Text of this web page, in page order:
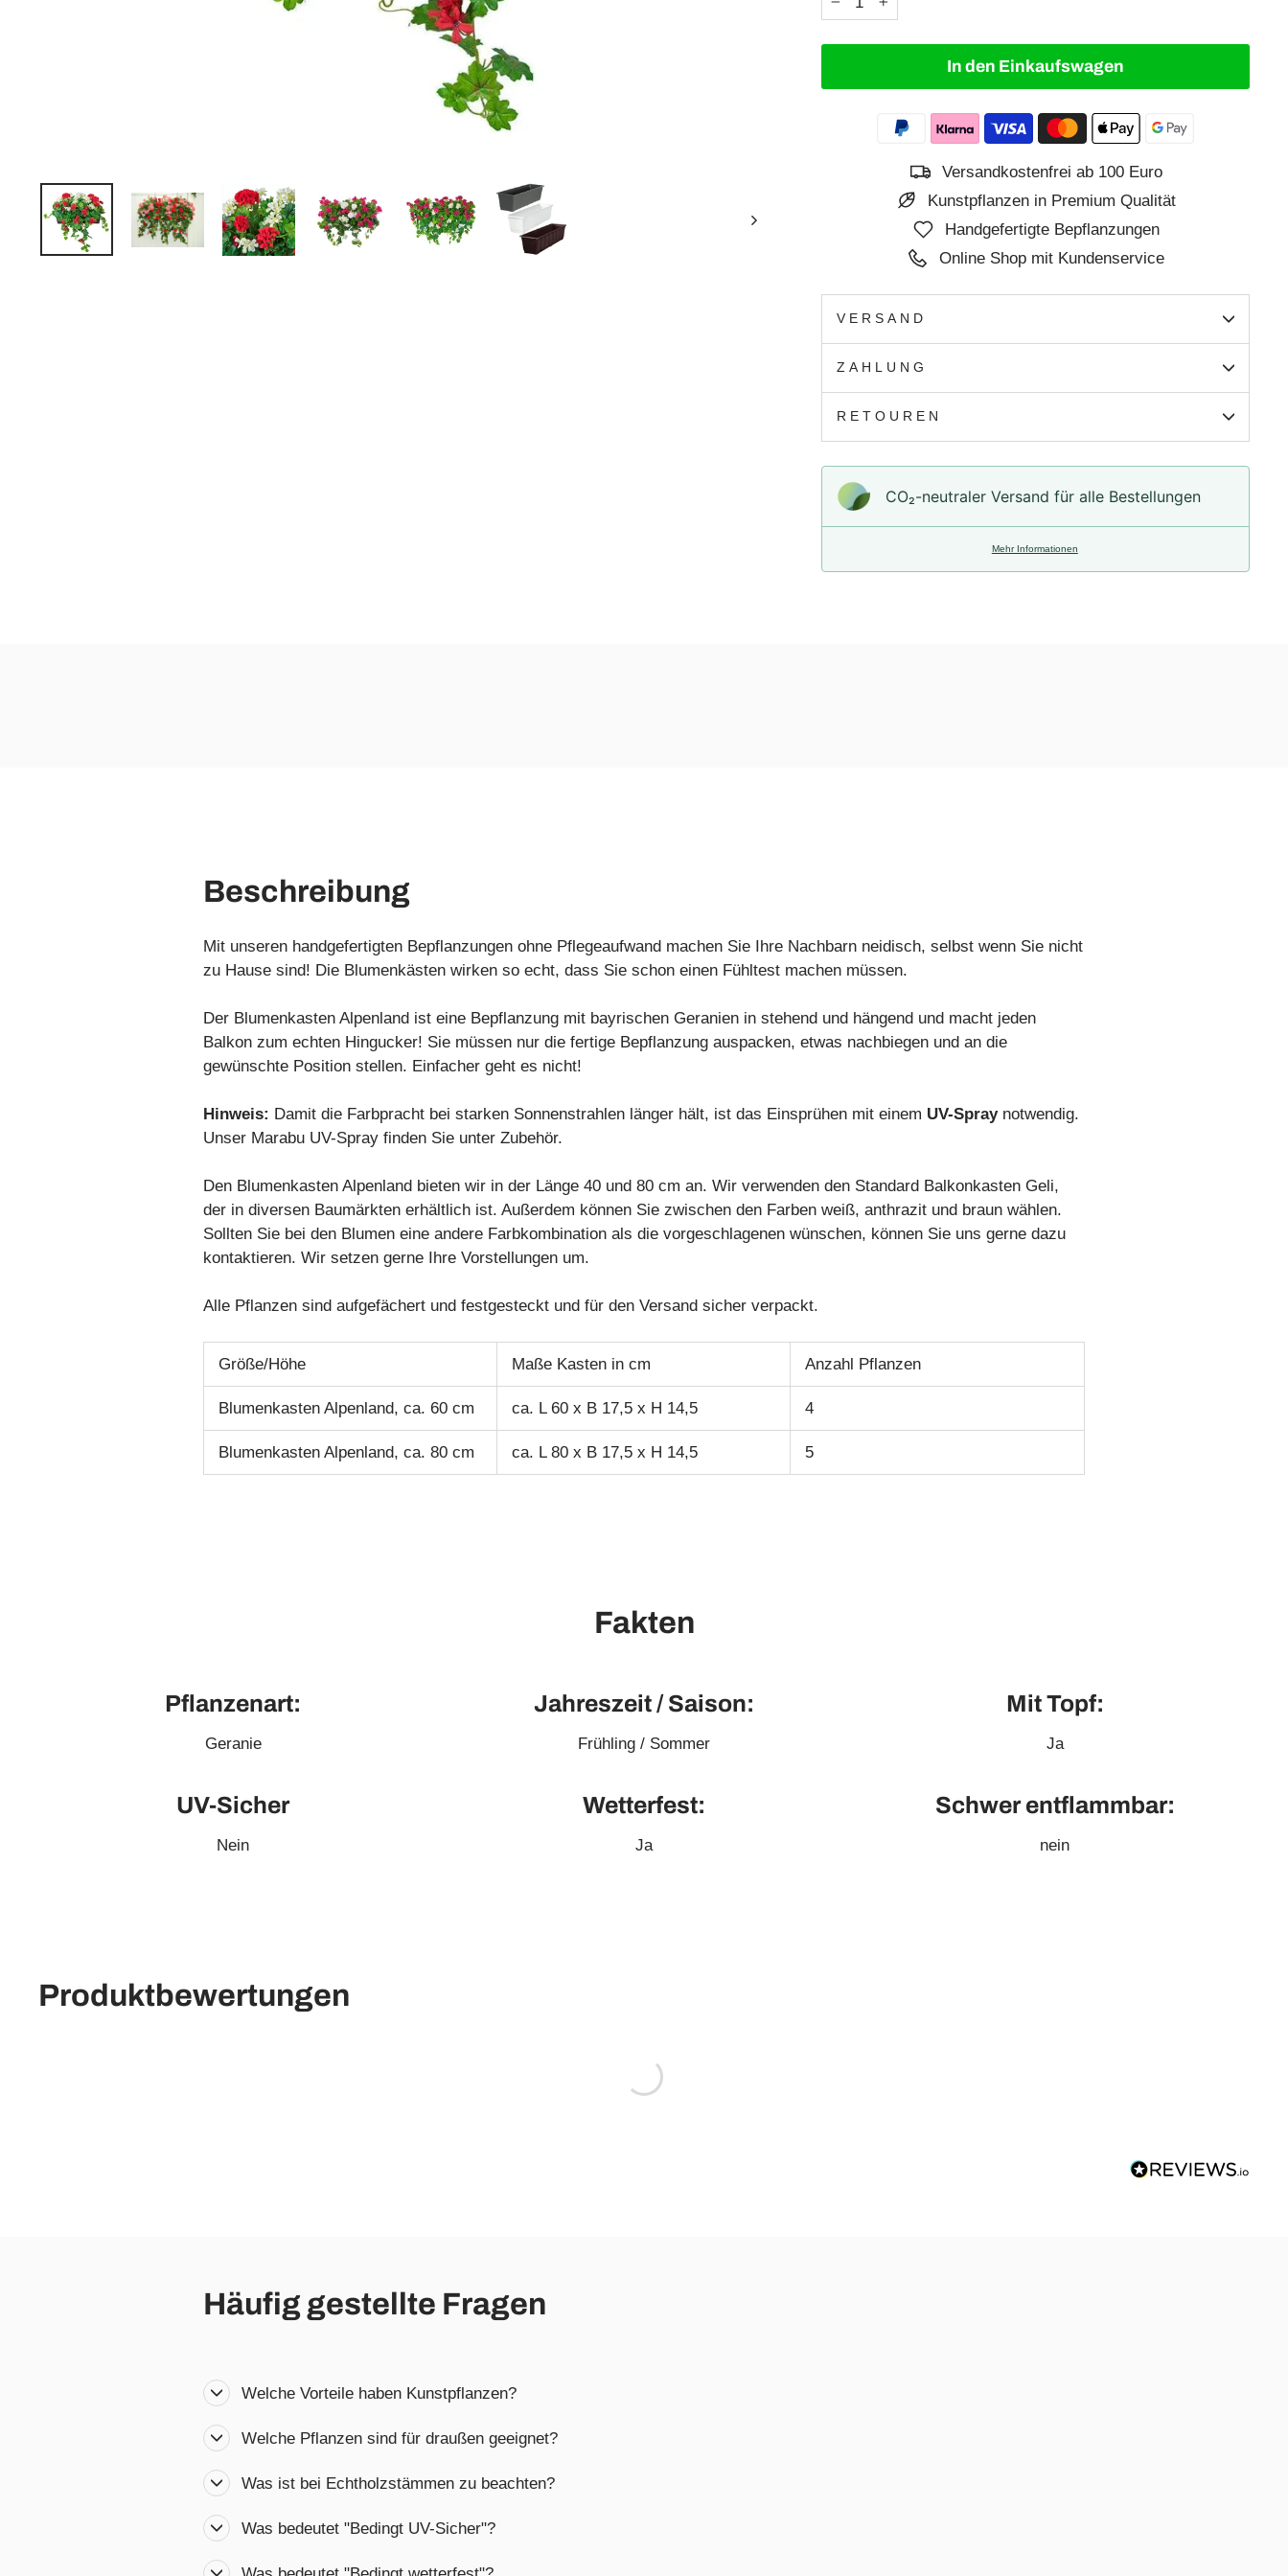
In den Einkaufswagen
Versandkostenfrei ab 100 Euro
Kunstpflanzen in Premium Qualität
Handgefertigte Bepflanzungen
Online Shop mit Kundenservice
VERSAND
ZAHLUNG
RETOUREN
CO₂-neu­t­raler Versand für alle Bestellungen
Mehr Informationen
Beschreibung
Mit unseren handgefertigten Bepflanzungen ohne Pflegeaufwand machen Sie Ihre Nachbarn neidisch, selbst wenn Sie nicht
zu Hause sind! Die Blumenkästen wirken so echt, dass Sie schon einen Fühltest machen müssen.
Der Blumenkasten Alpenland ist eine Bepflanzung mit bayrischen Geranien in stehend und hängend und macht jeden
Balkon zum echten Hingucker! Sie müssen nur die fertige Bepflanzung auspacken, etwas nachbiegen und an die
gewünschte Position stellen. Einfacher geht es nicht!
Hinweis: Damit die Farbpracht bei starken Sonnenstrahlen länger hält, ist das Einsprühen mit einem UV-Spraynotwendig.
Unser Marabu UV-Spray finden Sie unter Zubehör.
Den Blumenkasten Alpenland bieten wir in der Länge 40 und 80 cm an. Wir verwenden den Standard Balkonkasten Geli,
der in diversen Baumärkten erhältlich ist. Außerdem können Sie zwischen den Farben weiß, anthrazit und braun wählen.
Sollten Sie bei den Blumen eine andere Farbkombination als die vorgeschlagenen wünschen, können Sie uns gerne dazu
kontaktieren. Wir setzen gerne Ihre Vorstellungen um.
Alle Pflanzen sind aufgefächert und festgesteckt und für den Versand sicher verpackt.
Größe/Höhe Maße Kasten in cm Anzahl Pflanzen
Blumenkasten Alpenland, ca. 60 cm ca. L 60 x B 17,5 x H 14,5 4
Blumenkasten Alpenland, ca. 80 cm ca. L 80 x B 17,5 x H 14,5 5
Fakten
Pflanzenart:
Geranie
Jahreszeit / Saison:
Frühling / Sommer
Mit Topf:
Ja
UV-Sicher
Nein
Wetterfest:
Ja
Schwer entflammbar:
nein
Produktbewertungen
Häufig gestellte Fragen
Welche Vorteile haben Kunstpflanzen?
Welche Pflanzen sind für draußen geeignet?
Was ist bei Echtholzstämmen zu beachten?
Was bedeutet "Bedingt UV-Sicher"?